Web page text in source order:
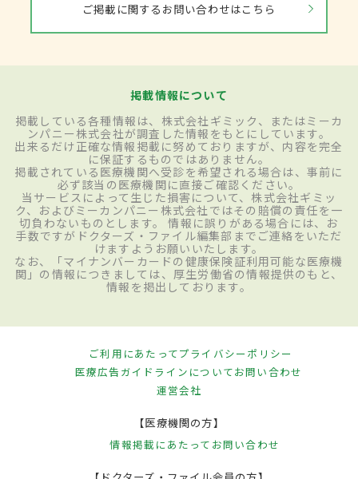
ご掲載に関するお問い合わせはこちら
掲載情報について
掲載している各種情報は、株式会社ギミック、またはミーカ
ンパニー株式会社が調査した情報をもとにしています。
出来るだけ正確な情報掲載に努めておりますが、内容を完全
に保証するものではありません。
掲載されている医療機関へ受診を希望される場合は、事前に
必ず該当の医療機関に直接ご確認ください。
当サービスによって生じた損害について、株式会社ギミッ
ク、およびミーカンパニー株式会社ではその賠償の責任を一
切負わないものとします。 情報に誤りがある場合には、お
手数ですがドクターズ・ファイル編集部までご連絡をいただ
けますようお願いいたします。
なお、「マイナンバーカードの健康保険証利用可能な医療機
関」の情報につきましては、厚生労働省の情報提供のもと、
情報を掲出しております。
ご利用にあたってプライバシーポリシー
医療広告ガイドラインについてお問い合わせ
運営会社
【医療機関の方】
情報掲載にあたって お問い合わせ